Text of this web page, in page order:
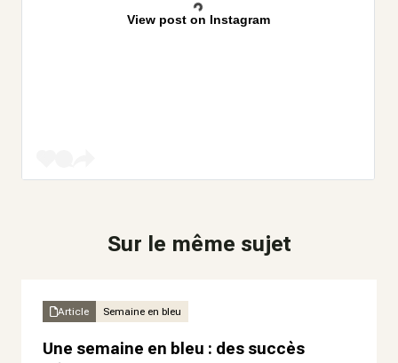
View post on Instagram
Sur le même sujet
Article Semaine en bleu
Une semaine en bleu : des succès